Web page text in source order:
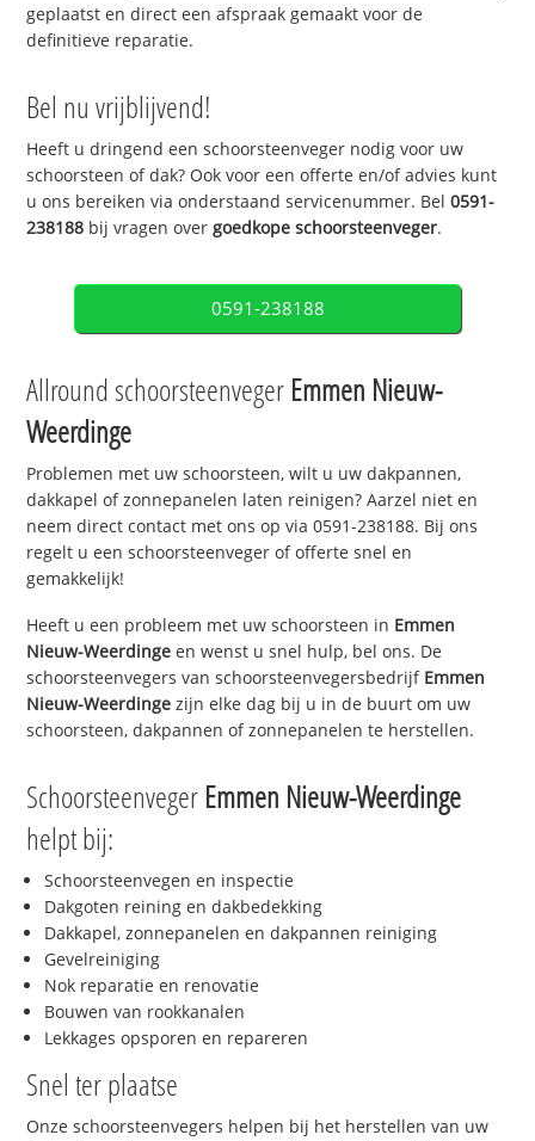
geplaatst en direct een afspraak gemaakt voor de
definitieve reparatie.
Bel nu vrijblijvend!
Heeft u dringend een schoorsteenveger nodig voor uw
schoorsteen of dak? Ook voor een offerte en/of advies kunt
u ons bereiken via onderstaand servicenummer. Bel0591-
238188 bij vragen over goedkope schoorsteenveger.
0591-238188
Allround schoorsteenveger Emmen Nieuw-
Weerdinge
Problemen met uw schoorsteen, wilt u uw dakpannen,
dakkapel of zonnepanelen laten reinigen? Aarzel niet en
neem direct contact met ons op via 0591-238188. Bij ons
regelt u een schoorsteenveger of offerte snel en
gemakkelijk!
Heeft u een probleem met uw schoorsteen in Emmen
Nieuw-Weerdinge en wenst u snel hulp, bel ons. De
schoorsteenvegers van schoorsteenvegersbedrijf Emmen
Nieuw-Weerdinge zijn elke dag bij u in de buurt om uw
schoorsteen, dakpannen of zonnepanelen te herstellen.
Schoorsteenveger Emmen Nieuw-Weerdinge
helpt bij:
Schoorsteenvegen en inspectie
Dakgoten reining en dakbedekking
Dakkapel, zonnepanelen en dakpannen reiniging
Gevelreiniging
Nok reparatie en renovatie
Bouwen van rookkanalen
Lekkages opsporen en repareren
Snel ter plaatse
Onze schoorsteenvegers helpen bij het herstellen van uw